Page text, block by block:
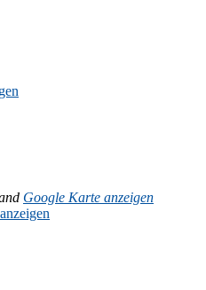
Goog­le Kar­te anzeigen